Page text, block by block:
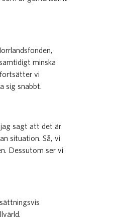
minska
vi
sig snabbt.
jag sagt att det är
situation. Så, vi
Dessutom ser vi